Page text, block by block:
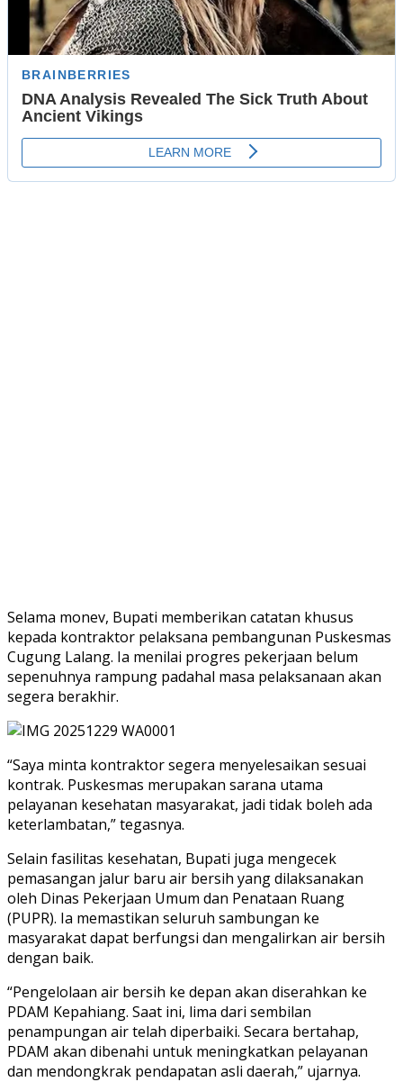
Selama monev, Bupati memberikan catatan khusus
kepada kontraktor pelaksana pembangunan Puskesmas
Cugung Lalang. Ia menilai progres pekerjaan belum
sepenuhnya rampung padahal masa pelaksanaan akan
segera berakhir.
“Saya minta kontraktor segera menyelesaikan sesuai
kontrak. Puskesmas merupakan sarana utama
pelayanan kesehatan masyarakat, jadi tidak boleh ada
keterlambatan,” tegasnya.
Selain fasilitas kesehatan, Bupati juga mengecek
pemasangan jalur baru air bersih yang dilaksanakan
oleh Dinas Pekerjaan Umum dan Penataan Ruang
(PUPR). Ia memastikan seluruh sambungan ke
masyarakat dapat berfungsi dan mengalirkan air bersih
dengan baik.
“Pengelolaan air bersih ke depan akan diserahkan ke
PDAM Kepahiang. Saat ini, lima dari sembilan
penampungan air telah diperbaiki. Secara bertahap,
PDAM akan dibenahi untuk meningkatkan pelayanan
dan mendongkrak pendapatan asli daerah,” ujarnya.